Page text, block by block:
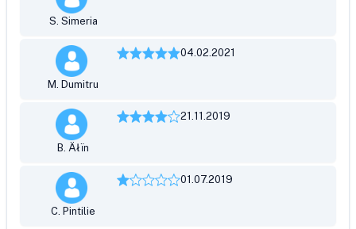
S. Simeria
M. Dumitru
04.02.2021
B. Äłïn
21.11.2019
C. Pintilie
01.07.2019